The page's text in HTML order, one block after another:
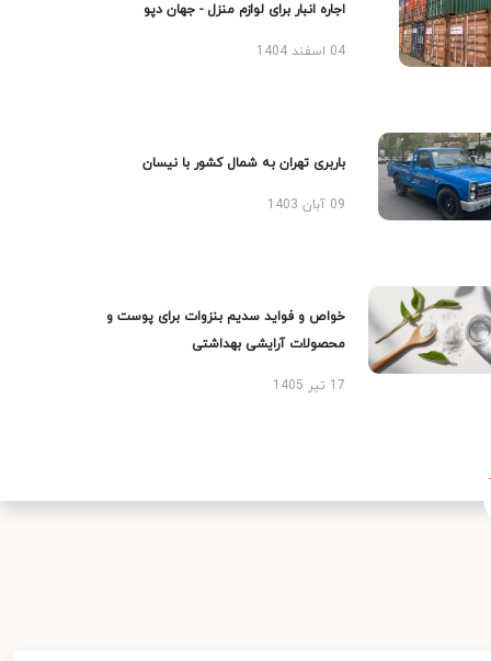
اجاره انبار برای لوازم منزل - جهان دپو
04 اسفند 1404
باربری تهران به شمال کشور با نیسان
09 آبان 1403
خواص و فواید سدیم بنزوات برای پوست و
محصولات آرایشی بهداشتی
17 تیر 1405